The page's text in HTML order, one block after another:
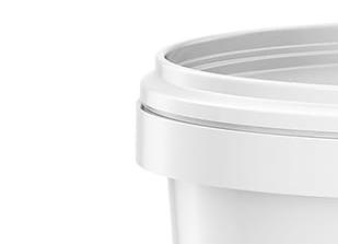
Все товары категории